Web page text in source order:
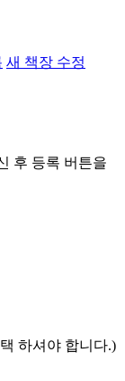
새 책장 수정
후 등록 버튼을
하셔야 합니다.)